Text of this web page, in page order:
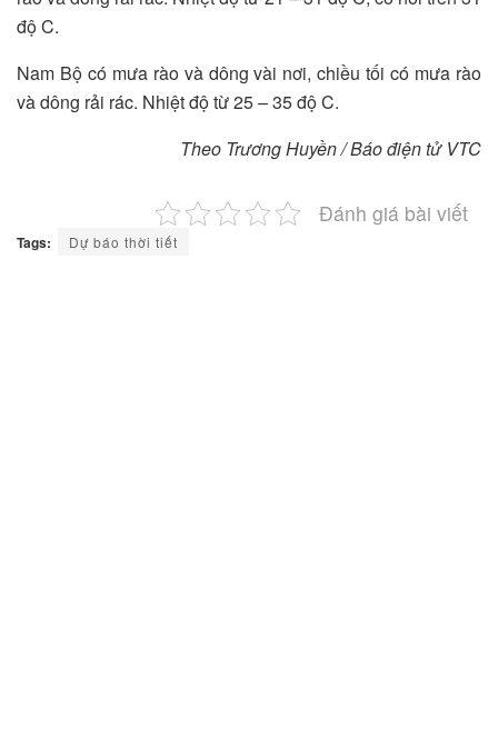
độ C.
Nam Bộ có mưa rào và dông vài nơi, chiều tối có mưa rào
và dông rải rác. Nhiệt độ từ 25 – 35 độ C.
Theo Trương Huyền / Báo điện tử VTC
Đánh giá bài viết
Tags: Dự báo thời tiết